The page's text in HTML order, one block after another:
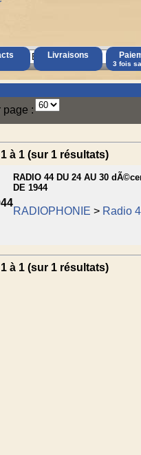
Livraisons
3 fois
page :
à 1 (sur 1 résultats)
RADIO 44 DU 24 AU 30
DE 1944
RADIOPHONIE > Radio
à 1 (sur 1 résultats)